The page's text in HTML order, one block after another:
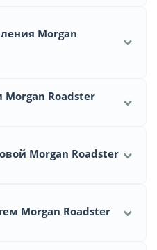
Morgan
Roadster
Morgan Roadster
Morgan Roadster